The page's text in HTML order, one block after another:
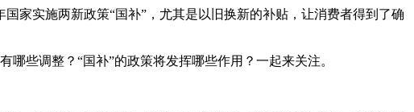
实施两新政策“国补”，尤其是以旧换新的补贴，让消费者得到了确
些调整？“国补”的政策将发挥哪些作用？一起来关注。